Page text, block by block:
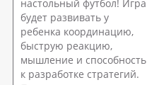
настольный футбол! Игра
будет развивать у
ребенка координацию,
быструю реакцию,
мышление и способность
к разработке стратегий.